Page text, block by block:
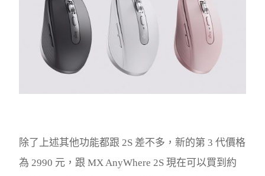
除了上述其他功能都跟 2S 差不多，新的第 3 代價格
為 2990 元，跟 MX AnyWhere 2S 現在可以買到約